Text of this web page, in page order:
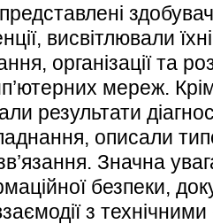
висвітлювали
організації та
мереж.
результати
описали
Значна
безпеки,
з